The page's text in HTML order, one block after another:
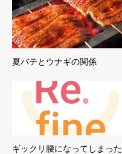
夏バテとウナギの関係
ギックリ腰になってしまった